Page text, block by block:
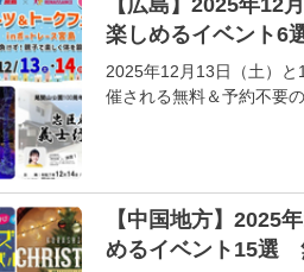
【広島】2025年12
楽しめるイベント6
2025年12月13日（土）
催される無料＆予約不要
【中国地方】2025
めるイベント15選